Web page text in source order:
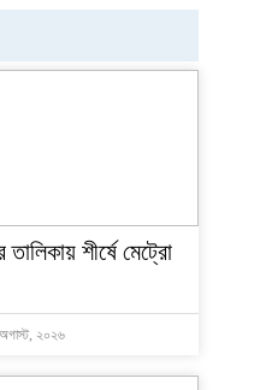
শীর্ষে মেট্রো
২০২৬